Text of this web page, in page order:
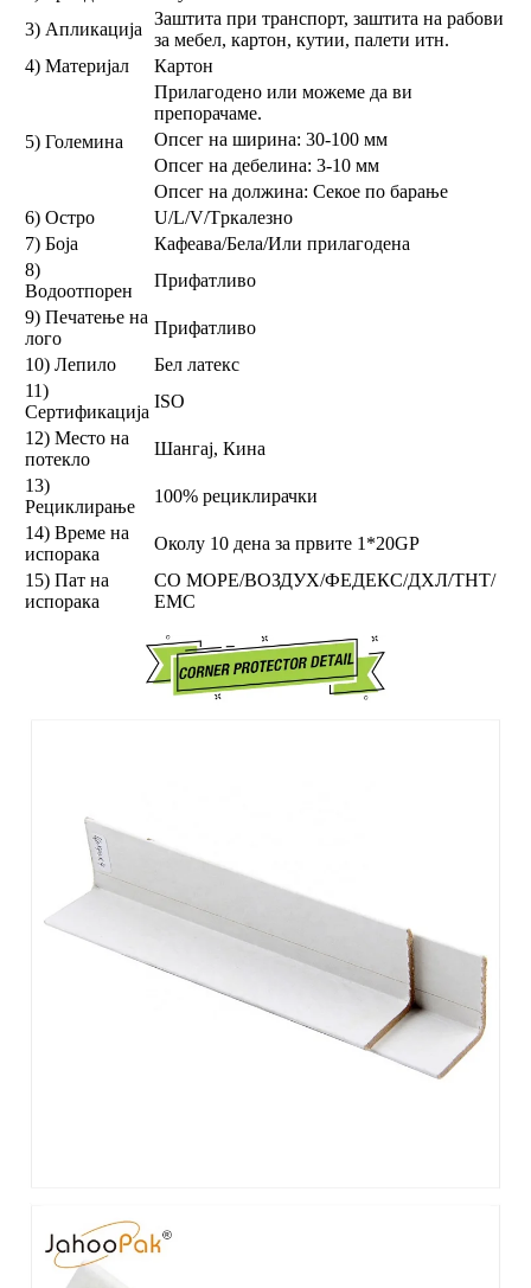
3) Апликација
Заштита при транспорт, заштита на рабови
за мебел, картон, кутии, палети итн.
4) Материјал
Картон
5) Големина
Прилагодено или можеме да ви
препорачаме.
Опсег на ширина: 30-100 мм
Опсег на дебелина: 3-10 мм
Опсег на должина: Секое по барање
6) Остро
U/L/V/Tркалезно
7) Боја
Кафеава/Бела/Или прилагодена
8)
Водоотпорен
Прифатливо
9) Печатење на
лого
Прифатливо
10) Лепило
Бел латекс
11)
Сертификација
ISO
12) Место на
потекло
Шангај, Кина
13)
Рециклирање
100% рециклирачки
14) Време на
испорака
Околу 10 дена за првите 1*20GP
15) Пат на
испорака
СО МОРЕ/ВОЗДУХ/ФЕДЕКС/ДХЛ/ТНТ/
ЕМС